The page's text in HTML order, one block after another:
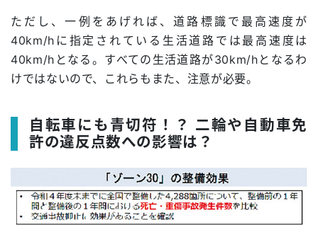
ただし、一例をあげれば、道路標識で最高速度が
40km/hに指定されている生活道路では最高速度は
40km/hとなる。すべての生活道路が30km/hとなるわ
けではないので、これらもまた、注意が必要。
自転車にも青切符！？ 二輪や自動車免
許の違反点数への影響は？